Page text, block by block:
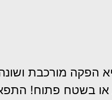
הפקה מורכבת
בשטח פתוח!